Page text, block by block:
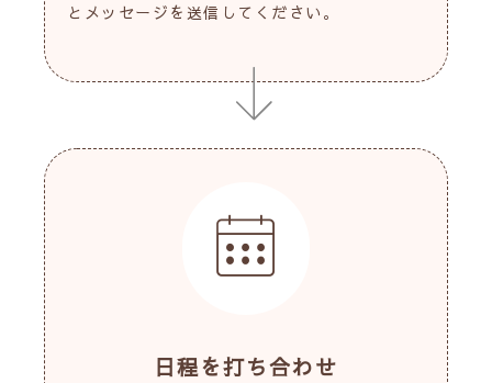
とメッセージを送信してください。
日程を打ち合わせ